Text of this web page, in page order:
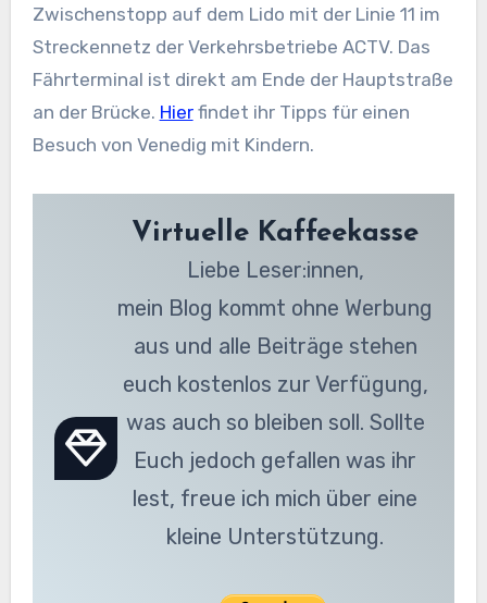
Zwischenstopp auf dem Lido mit der Linie 11 im
Streckennetz der Verkehrsbetriebe ACTV. Das
Fährterminal ist direkt am Ende der Hauptstraße
an der Brücke. Hierfindet ihr Tipps für einen
Besuch von Venedig mit Kindern.
Virtuelle Kaffeekasse
Liebe Leser:innen,
mein Blog kommt ohne Werbung
aus und alle Beiträge stehen
euch kostenlos zur Verfügung,
was auch so bleiben soll. Sollte
Euch jedoch gefallen was ihr
lest, freue ich mich über eine
kleine Unterstützung.